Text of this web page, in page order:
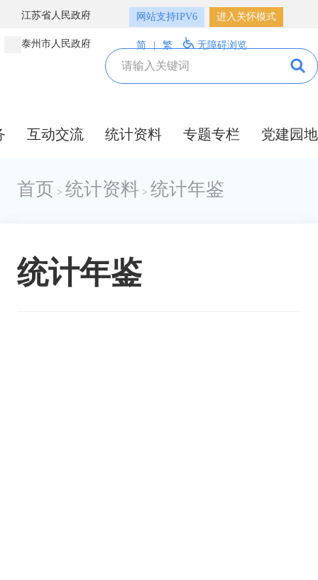
江苏省人民政府
泰州市人民政府
网站支持IPV6 进入关怀模式
简 繁 无障碍浏览
互动交流 统计资料 专题专栏 党建园地
首页 > 统计资料 > 统计年鉴
统计年鉴